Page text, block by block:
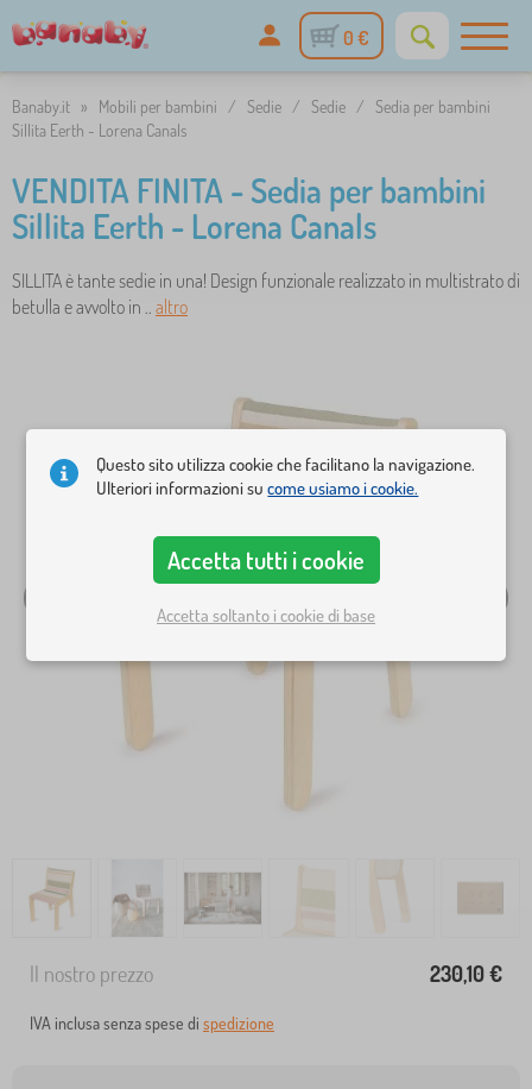
0 €
Banaby.it » Mobili per bambini / Sedie / Sedie / Sedia per bambini
Sillita Eerth - Lorena Canals
VENDITA FINITA - Sedia per bambini
Sillita Eerth - Lorena Canals
SILLITA è tante sedie in una! Design funzionale realizzato in multistrato di
betulla e avvolto in .. altro
Il nostro prezzo 230,10 €
IVA inclusa senza spese di spedizione
Questo sito utilizza cookie che facilitano la navigazione.
Ulteriori informazioni sucome usiamo i cookie.
Accetta tutti i cookie
Accetta soltanto i cookie di base